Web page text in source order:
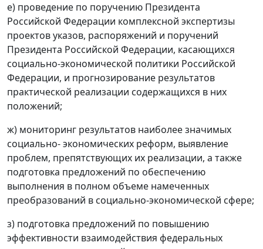
е) проведение по поручению Президента
Российской Федерации комплексной экспертизы
проектов указов, распоряжений и поручений
Президента Российской Федерации, касающихся
социально-экономической политики Российской
Федерации, и прогнозирование результатов
практической реализации содержащихся в них
положений;
ж) мониторинг результатов наиболее значимых
социально- экономических реформ, выявление
проблем, препятствующих их реализации, а также
подготовка предложений по обеспечению
выполнения в полном объеме намеченных
преобразований в социально-экономической сфере;
з) подготовка предложений по повышению
эффективности взаимодействия федеральных